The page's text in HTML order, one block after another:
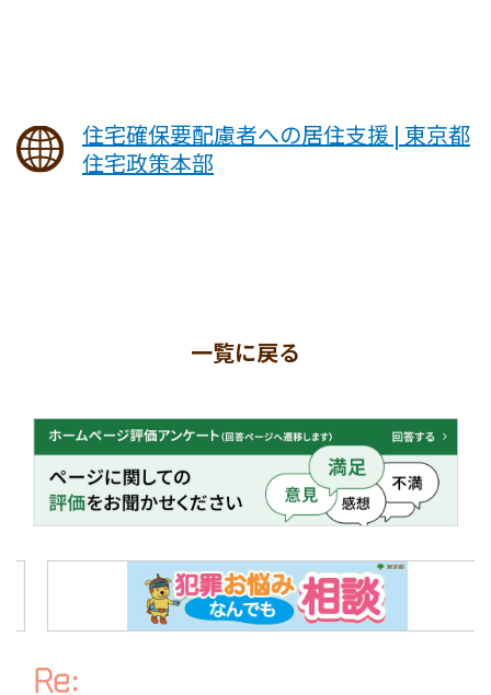
住宅確保要配慮者への居住支援 | 東京都
住宅政策本部
一覧に戻る